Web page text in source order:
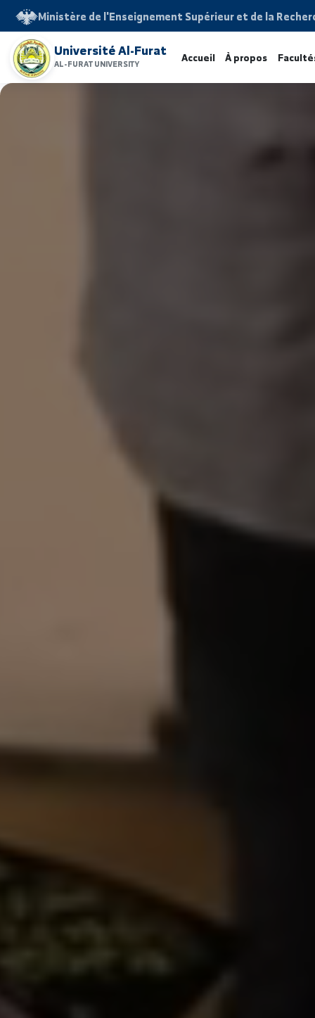
Ministère de l'Enseignement Supérieur et de la
Université Al-Furat
AL-FURAT UNIVERSITY Accueil À propos
www.alfuratuniv.edu.sy